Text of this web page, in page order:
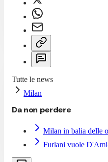
Tutte le news
Milan
Da non perdere
Milan in balia delle
Furlani vuole